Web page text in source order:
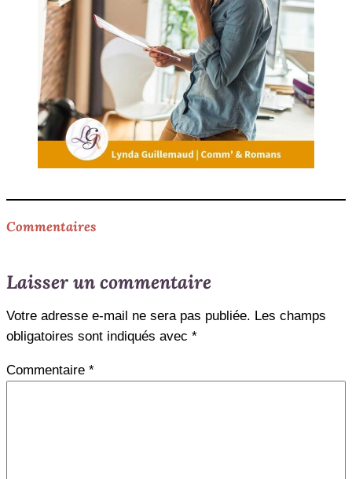
Commentaires
Laisser un commentaire
Votre adresse e-mail ne sera pas publiée. Les champs
obligatoires sont indiqués avec *
Commentaire *